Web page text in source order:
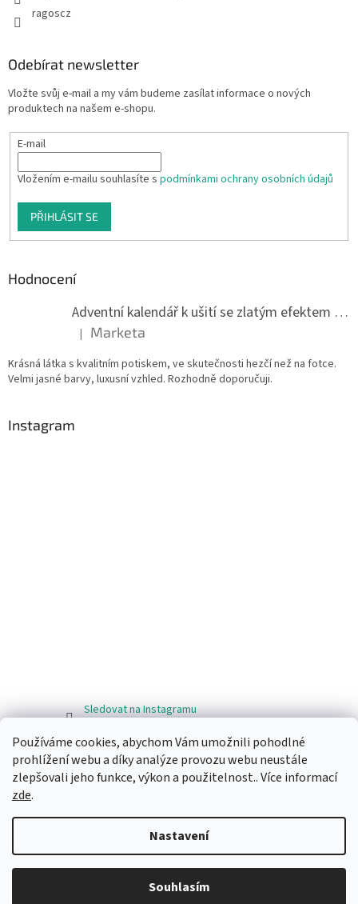
Používáme cookies, abychom Vám umožnili pohodlné
prohlížení webu a díky analýze provozu webu neustále
zlepšovali jeho funkce, výkon a použitelnost.. Více informací
zde.
Nastavení
Souhlasím
ragoscz
Odebírat newsletter
Vložte svůj e-mail a my vám budeme zasílat informace o nových
produktech na našem e-shopu.
E-mail
Vložením e-mailu souhlasíte s podmínkami ochrany osobních údajů
PŘIHLÁSIT SE
Hodnocení
Adventní kalendář k ušití se zlatým efektem 042Q
Hodnocení produktu je 5 z 5 hvězdiček.
| Marketa
Krásná látka s kvalitním potiskem, ve skutečnosti hezčí než na fotce.
Velmi jasné barvy, luxusní vzhled. Rozhodně doporučuji.
Instagram
Sledovat na Instagramu
Facebook
Vytvořil Shoptet
Ragos.cz. Všechna práva vyhrazena.